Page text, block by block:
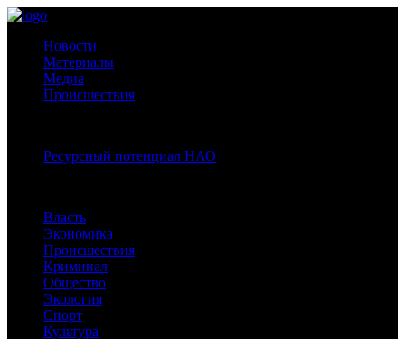
Новости
Материалы
Медиа
Происшествия
Ресурсный потенциал НАО
Власть
Экономика
Происшествия
Криминал
Общество
Экология
Спорт
Культура